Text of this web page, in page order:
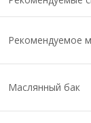
Рекомендуемое
Маслянный бак